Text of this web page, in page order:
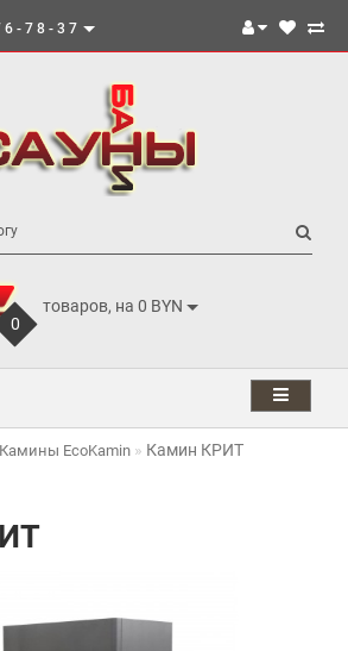
78-37
0
товаров, на 0 BYN
Камины EcoKamin Камин КРИТ